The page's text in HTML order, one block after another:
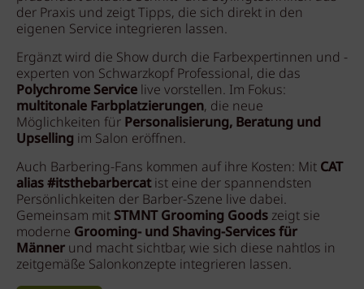
der Praxis und zeigt Tipps, die sich direkt in den
eigenen Service integrieren lassen.
Ergänzt wird die Show durch die Farbexpertinnen und -
experten von Schwarzkopf Professional, die das
Polychrome Service live vorstellen. Im Fokus:
multitonale Farbplatzierungen, die neue
Möglichkeiten für Personalisierung, Beratung und
Upselling im Salon eröffnen.
Auch Barbering-Fans kommen auf ihre Kosten: Mit CAT
alias #itsthebarbercatist eine der spannendsten
Persönlichkeiten der Barber-Szene live dabei.
Gemeinsam mit STMNT Grooming Goods zeigt sie
moderne Grooming- und Shaving-Services für
Männer und macht sichtbar, wie sich diese nahtlos in
zeitgemäße Salonkonzepte integrieren lassen.